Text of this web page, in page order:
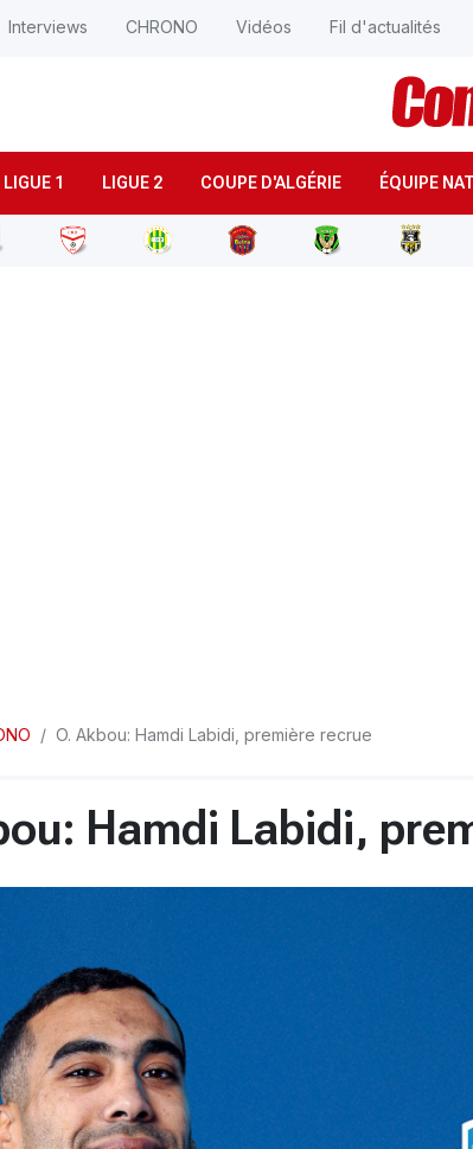
LIGUE 1 LIGUE 2 COUPE D'ALGÉRIE ÉQUIPE
Interviews CHRONO Vidéos Fil d'actualités
O. Akbou: Hamdi Labidi, première recrue
Hamdi Labidi,